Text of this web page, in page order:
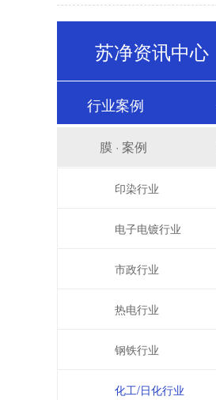
苏净资讯中心
行业案例
膜 · 案例
印染行业
电子电镀行业
市政行业
热电行业
钢铁行业
化工/日化行业